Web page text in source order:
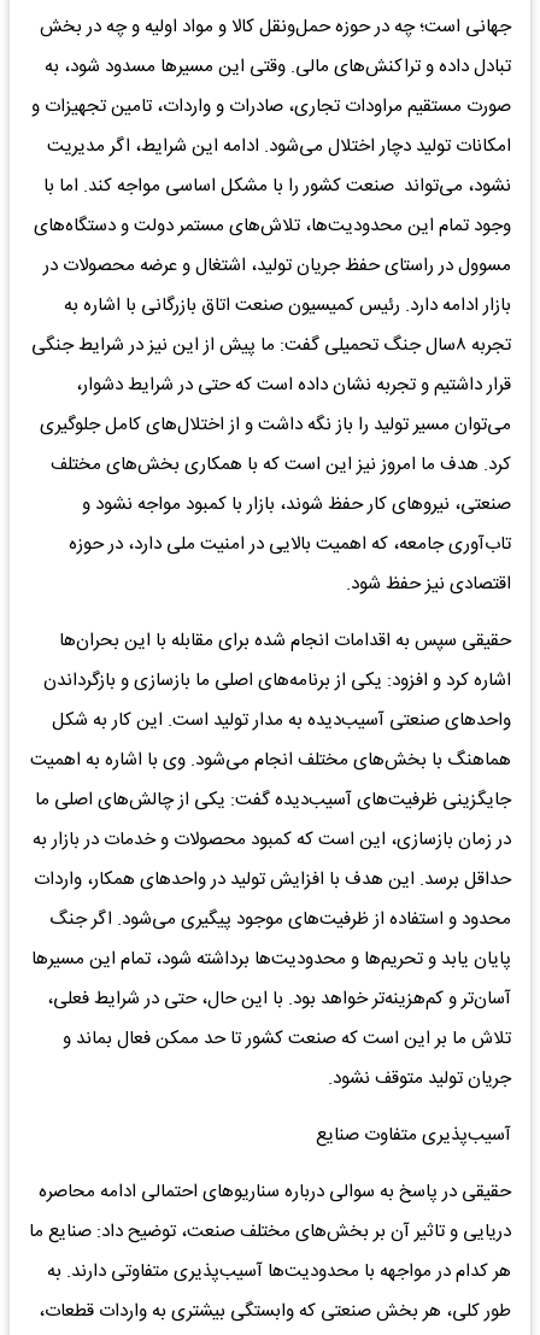
جهانی است؛ چه در حوزه حمل‌ونقل کالا و مواد اولیه و چه در بخش
تبادل داده و تراکنش‌های مالی. وقتی این مسیرها مسدود شود، به
صورت مستقیم مراودات تجاری، صادرات و واردات، تامین تجهیزات و
امکانات تولید دچار اختلال می‌شود. ادامه این شرایط، اگر مدیریت
نشود، می‌تواند صنعت کشور را با مشکل اساسی مواجه کند. اما با
وجود تمام این محدودیت‌ها، تلاش‌های مستمر دولت و دستگاه‌های
مسوول در راستای حفظ جریان تولید، اشتغال و عرضه محصولات در
بازار ادامه دارد. رئیس کمیسیون صنعت اتاق بازرگانی با اشاره به
تجربه ۸سال جنگ تحمیلی گفت: ما پیش از این نیز در شرایط جنگی
قرار داشتیم و تجربه نشان داده است که حتی در شرایط دشوار،
می‌توان مسیر تولید را باز نگه داشت و از اختلال‌های کامل جلوگیری
کرد. هدف ما امروز نیز این است که با همکاری بخش‌های مختلف
صنعتی، نیروهای کار حفظ شوند، بازار با کمبود مواجه نشود و
تاب‌آوری جامعه، که اهمیت بالایی در امنیت ملی دارد، در حوزه
اقتصادی نیز حفظ شود.
حقیقی سپس به اقدامات انجام شده برای مقابله با این بحران‌ها
اشاره کرد و افزود: یکی از برنامه‌های اصلی ما بازسازی و بازگرداندن
واحدهای صنعتی آسیب‌دیده به مدار تولید است. این کار به شکل
هماهنگ با بخش‌های مختلف انجام می‌شود. وی با اشاره به اهمیت
جایگزینی ظرفیت‌های آسیب‌دیده گفت: یکی از چالش‌های اصلی ما
در زمان بازسازی، این است که کمبود محصولات و خدمات در بازار به
حداقل برسد. این هدف با افزایش تولید در واحدهای همکار، واردات
محدود و استفاده از ظرفیت‌های موجود پیگیری می‌شود. اگر جنگ
پایان یابد و تحریم‌ها و محدودیت‌ها برداشته شود، تمام این مسیرها
آسان‌تر و کم‌هزینه‌تر خواهد بود. با این حال، حتی در شرایط فعلی،
تلاش ما بر این است که صنعت کشور تا حد ممکن فعال بماند و
جریان تولید متوقف نشود.
آسیب‌پذیری متفاوت صنایع
حقیقی در پاسخ به سوالی درباره سناریوهای احتمالی ادامه محاصره
دریایی و تاثیر آن بر بخش‌های مختلف صنعت، توضیح داد: صنایع ما
هر کدام در مواجهه با محدودیت‌ها آسیب‌پذیری متفاوتی دارند. به
طور کلی، هر بخش صنعتی که وابستگی بیشتری به واردات قطعات،